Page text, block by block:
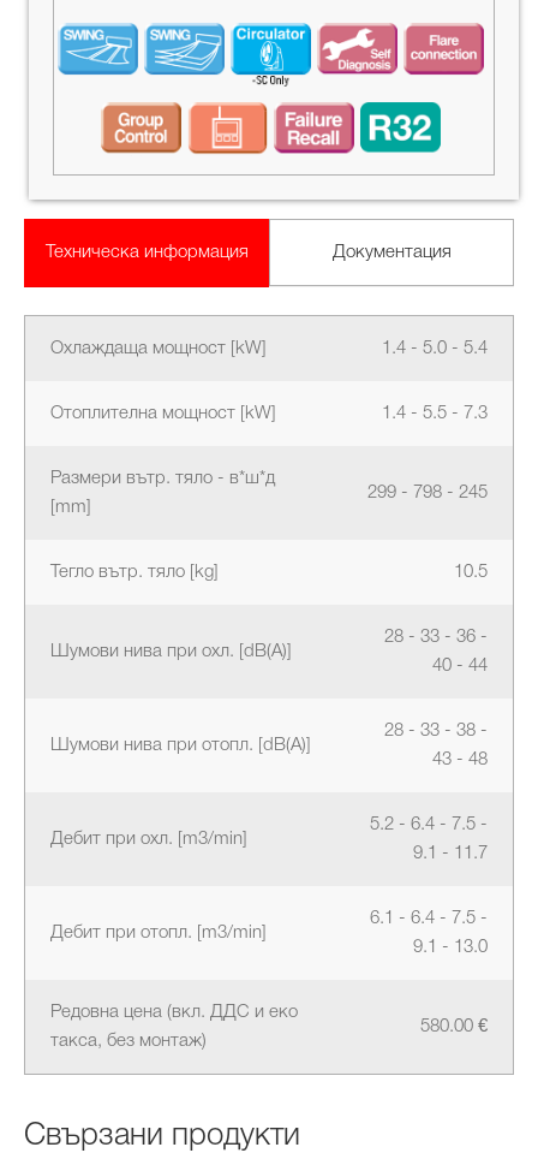
Техническа информация Документация
Охлаждаща мощност [kW] 1.4 - 5.0 - 5.4
Отоплителна мощност [kW] 1.4 - 5.5 - 7.3
Размери вътр. тяло - в*ш*д
[mm]
299 - 798 - 245
Тегло вътр. тяло [kg] 10.5
Шумови нива при охл. [dB(A)]
28 - 33 - 36 -
40 - 44
Шумови нива при отопл. [dB(A)]
28 - 33 - 38 -
43 - 48
Дебит при охл. [m3/min]
5.2 - 6.4 - 7.5 -
9.1 - 11.7
Дебит при отопл. [m3/min]
6.1 - 6.4 - 7.5 -
9.1 - 13.0
Редовна цена (вкл. ДДС и еко
такса, без монтаж)
580.00 €
Свързани продукти